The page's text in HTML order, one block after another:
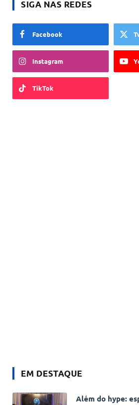
SIGA NAS REDES
Facebook
Instagram
TikTok
EM DESTAQUE
Além do hype: